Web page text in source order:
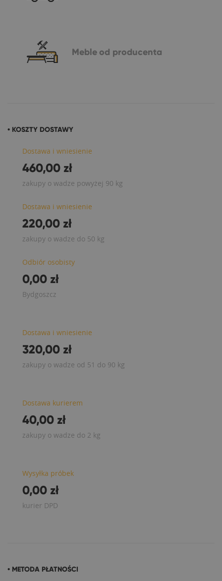
Meble od producenta
• KOSZTY DOSTAWY
Dostawa i wniesienie
460,00 zł
zakupy o wadze powyżej 90 kg
Dostawa i wniesienie
220,00 zł
zakupy o wadze do 50 kg
Odbiór osobisty
0,00 zł
Bydgoszcz
Dostawa i wniesienie
320,00 zł
zakupy o wadze od 51 do 90 kg
Dostawa kurierem
40,00 zł
zakupy o wadze do 2 kg
Wysyłka próbek
0,00 zł
kurier DPD
• METODA PŁATNOŚCI